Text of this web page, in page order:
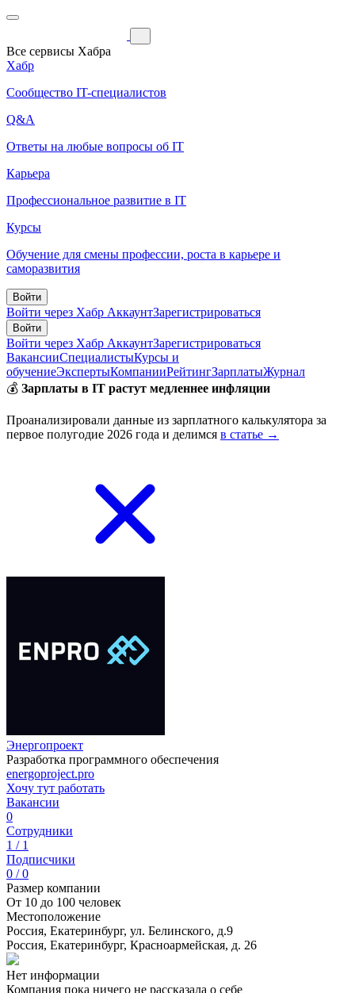
Все сервисы Хабра
Хабр
Сообщество IT-специалистов
Q&A
Ответы на любые вопросы об IT
Карьера
Профессиональное развитие в IT
Курсы
Обучение для смены профессии, роста в карьере и
саморазвития
Войти
Войти через Хабр АккаунтЗарегистрироваться
Войти
Войти через Хабр АккаунтЗарегистрироваться
ВакансииСпециалистыКурсы и
обучениеЭкспертыКомпанииРейтингЗарплатыЖурнал
💰 Зарплаты в IT растут медленнее инфляции
Проанализировали данные из зарплатного калькулятора за
первое полугодие 2026 года и делимся в статье →
Энергопроект
Разработка программного обеспечения
energoproject.pro
Хочу тут работать
Вакансии
0
Сотрудники
1 / 1
Подписчики
0 / 0
Размер компании
От 10 до 100 человек
Местоположение
Россия, Екатеринбург, ул. Белинского, д.9
Россия, Екатеринбург, Красноармейская, д. 26
Нет информации
Компания пока ничего не рассказала о себе